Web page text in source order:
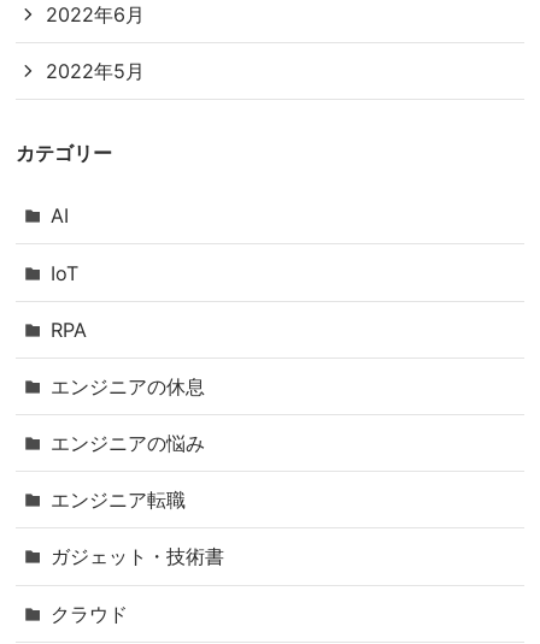
2022年6月
2022年5月
カテゴリー
AI
IoT
RPA
エンジニアの休息
エンジニアの悩み
エンジニア転職
ガジェット・技術書
クラウド